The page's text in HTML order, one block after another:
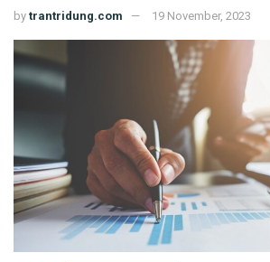
by trantridung.com 19 November, 2023